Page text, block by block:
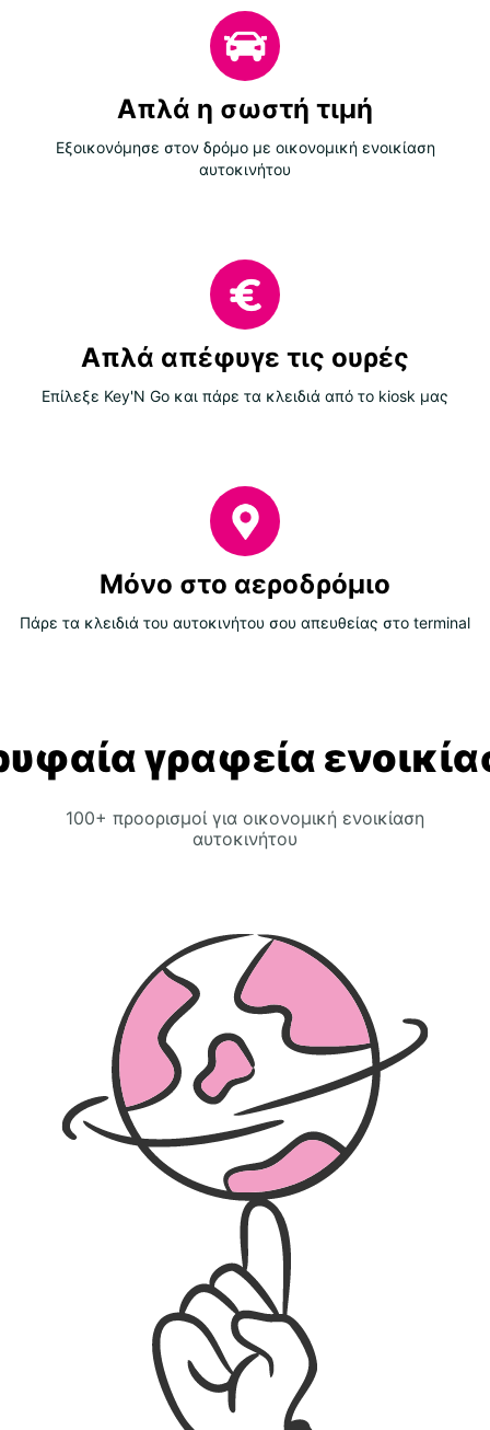
Απλά η σωστή τιμή
Εξοικονόμησε στον δρόμο με οικονομική ενοικίαση
αυτοκινήτου
Απλά απέφυγε τις ουρές
Επίλεξε Key'N Go και πάρε τα κλειδιά από το kiosk μας
Μόνο στο αεροδρόμιο
Πάρε τα κλειδιά του αυτοκινήτου σου απευθείας στο terminal
γραφεία
100+ προορισμοί για οικονομική ενοικίαση
αυτοκινήτου